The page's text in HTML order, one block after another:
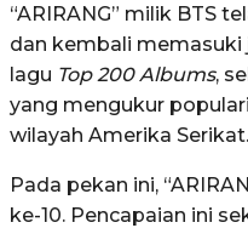
“ARIRANG” milik BTS
dan kembali memasuki
lagu Top 200 Albums,
yang mengukur
wilayah Amerika Serikat.
Pada pekan ini,
ke-10. Pencapaian ini